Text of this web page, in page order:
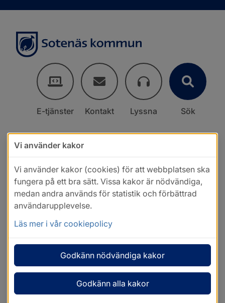
E-tjänster Kontakt Lyssna Sök
Vi använder kakor
Vi använder kakor (cookies) för att webbplatsen ska
fungera på ett bra sätt. Vissa kakor är nödvändiga,
medan andra används för statistik och förbättrad
användarupplevelse.
Läs mer i vår cookiepolicy
Godkänn nödvändiga kakor
Godkänn alla kakor